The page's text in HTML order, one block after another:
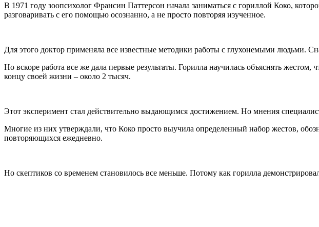
В 1971 году зоопсихолог Франсин Паттерсон начала заниматься с гориллой Коко,
разговаривать с его помощью осознанно, а не просто повторяя изученное.
Для этого доктор применяла все известные методики работы с глухонемыми людьми.
Но вскоре работа все же дала первые результаты. Горилла научилась объяснять
концу своей жизни – около 2 тысяч.
Этот эксперимент стал действительно выдающимся достижением. Но мнения
Многие из них утверждали, что Коко просто выучила определенный набор жестов,
повторяющихся ежедневно.
Но скептиков со временем становилось все меньше. Потому как горилла